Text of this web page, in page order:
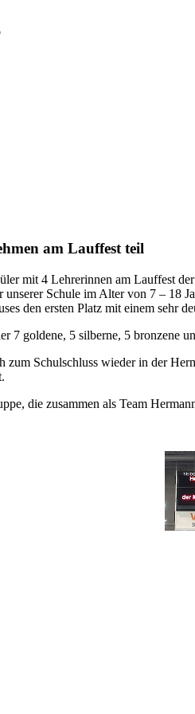
am Lauffest teil
mit 4 Lehrerinnen am Lauffest
Schule im Alter von 7 – 18
den ersten Platz mit einem sehr
7 goldene, 5 silberne, 5 bronzene
Schulschluss wieder in der
die zusammen als Team